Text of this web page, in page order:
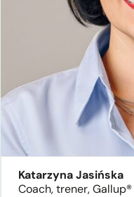
Katarzyna Jasińska
Coach, trener,